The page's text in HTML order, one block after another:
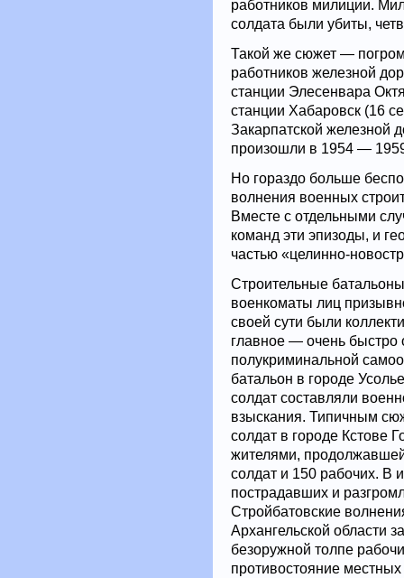
работников милиции.
солдата были убиты,
Такой же сюжет —
работников железной
станции Элесенвара
станции Хабаровск (16
Закарпатской железной
произошли в 1954 —
Но гораздо больше
волнения военных
Вместе с отдельными
команд эти эпизоды, и
частью «целинно-
Строительные
военкоматы лиц
своей сути были
главное — очень быстро
полукриминальной
батальон в городе
солдат составляли
взыскания. Типичным
солдат в городе Кстове
жителями,
солдат и 150 рабочих. В
пострадавших и
Стройбатовские
Архангельской области
безоружной толпе
противостояние